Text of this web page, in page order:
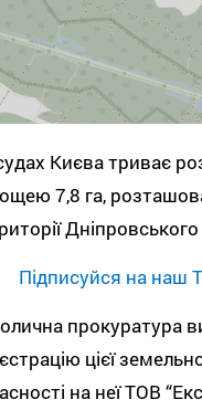
Києва триває
7,8 га,
Підписуйся на наш
прокуратура
цієї
на неї ТОВ